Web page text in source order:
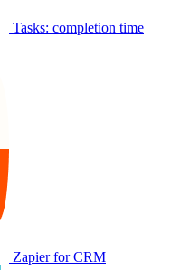
Tasks: completion time
Zapier for CRM